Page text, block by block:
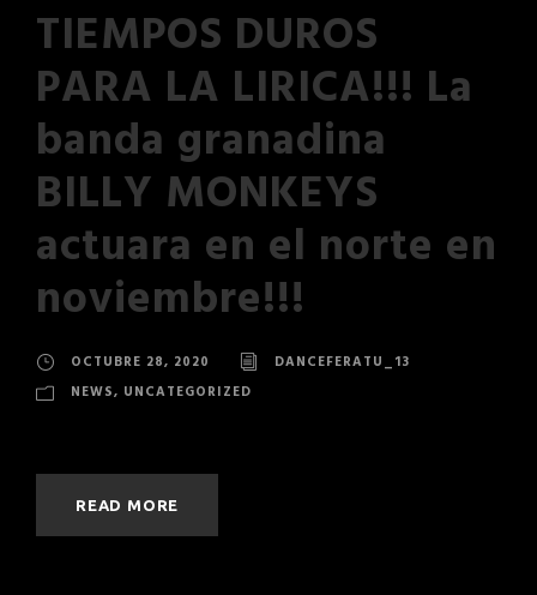
TIEMPOS DUROS
PARA LA LIRICA!!! La
banda granadina
BILLY MONKEYS
actuara en el norte en
noviembre!!!
OCTUBRE 28, 2020
DANCEFERATU_13
NEWS, UNCATEGORIZED
READ MORE